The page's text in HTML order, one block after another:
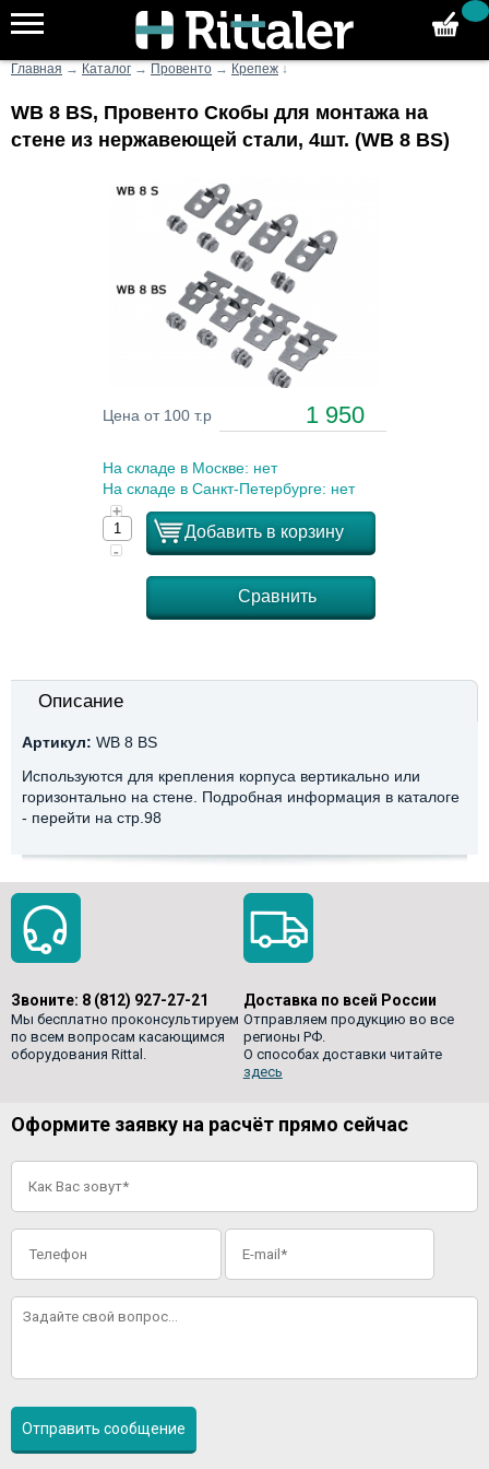
Главная → Каталог → Провенто → Крепеж ↓
WB 8 BS, Провенто Скобы для монтажа на
стене из нержавеющей стали, 4шт. (WB 8 BS)
Цена от 100 т.р 1 950
На складе в Москве: нет
На складе в Санкт-Петербурге: нет
+
-
Добавить в корзину
Сравнить
Описание
Артикул: WB 8 BS
Используются для крепления корпуса вертикально или
горизонтально на стене. Подробная информация в каталоге
- перейти на стр.98
Звоните: 8 (812) 927-27-21
Мы бесплатно проконсультируем
по всем вопросам касающимся
оборудования Rittal.
Доставка по всей России
Отправляем продукцию во все
регионы РФ.
О способах доставки читайте
здесь
Оформите заявку на расчёт прямо сейчас